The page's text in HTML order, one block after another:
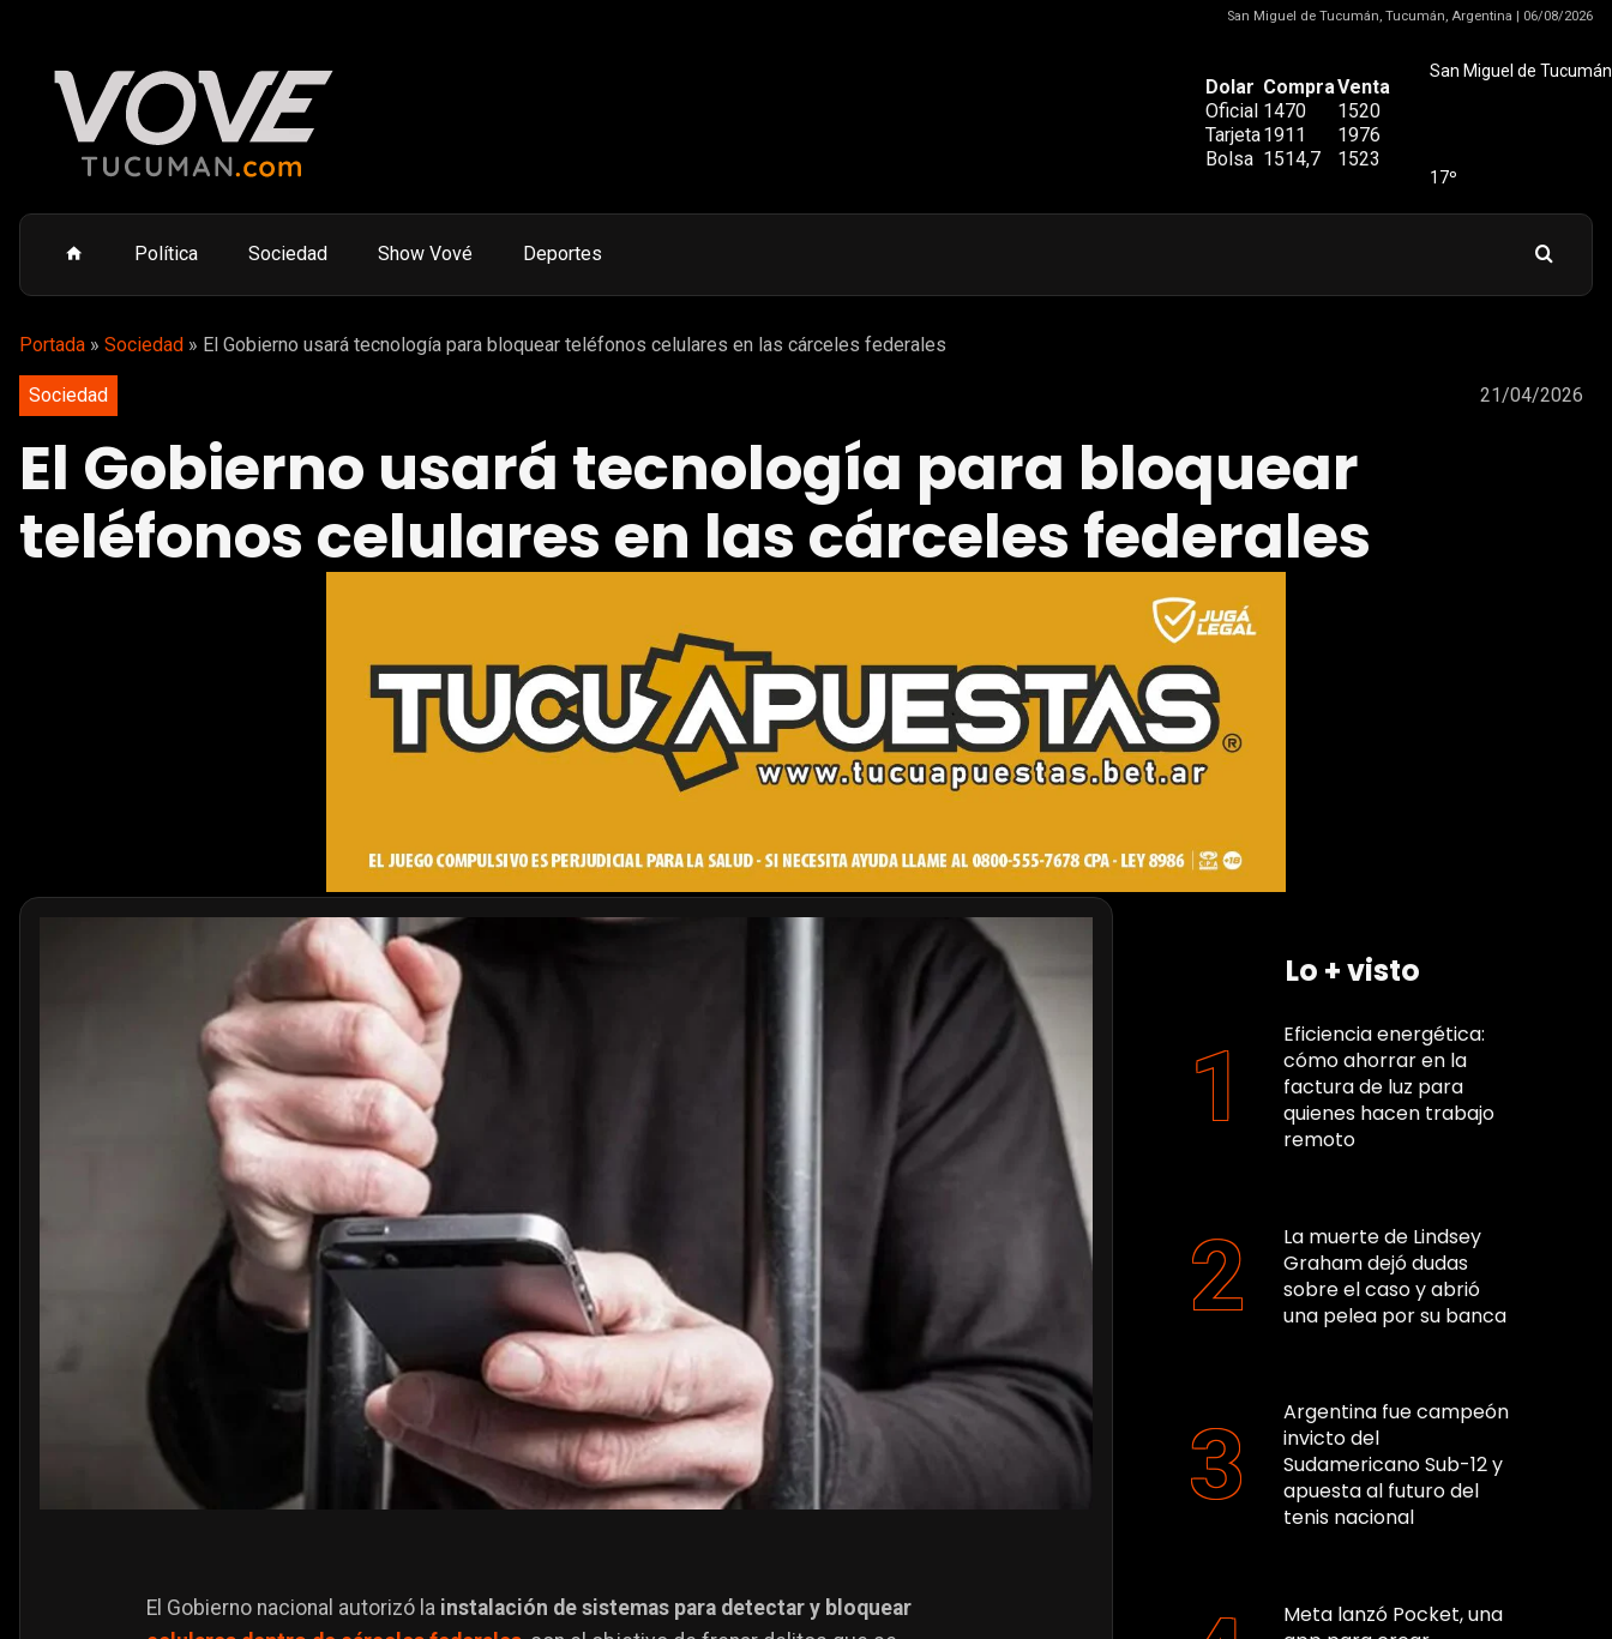
San Miguel de Tucumán, Tucumán, Argentina | 06/08/2026
Dolar CompraVenta
Oficial 1470
1520
Tarjeta1911
1976
Bolsa 1514,7 1523
San Miguel de Tucumán
17º
Política Sociedad Show Vové Deportes
Portada » Sociedad » El Gobierno usará tecnología para bloquear teléfonos celulares en las cárceles federales
Sociedad 21/04/2026
El Gobierno usará tecnología para bloquear
teléfonos celulares en las cárceles federales
El Gobierno nacional autorizó la instalación de sistemas para detectar y bloquear
Lo + visto
Eficiencia energética:
cómo ahorrar en la
factura de luz para
quienes hacen trabajo
remoto
La muerte de Lindsey
Graham dejó dudas
sobre el caso y abrió
una pelea por su banca
Argentina fue campeón
invicto del
Sudamericano Sub-12 y
apuesta al futuro del
tenis nacional
Meta lanzó Pocket, una